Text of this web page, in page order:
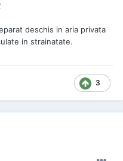
deschis in aria privata
in strainatate.
3